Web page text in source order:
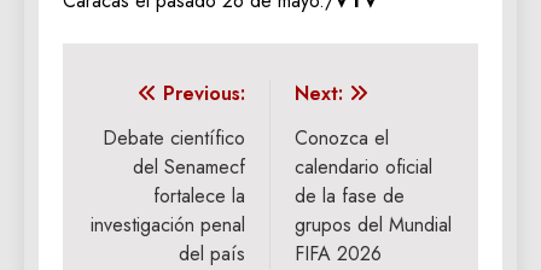
Navegación
de
entradas
Previous:
Debate científico
del Senamecf
fortalece la
investigación penal
del país
Next:
Conozca el
calendario oficial
de la fase de
grupos del Mundial
FIFA 2026